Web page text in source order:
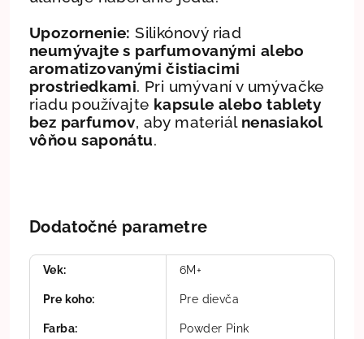
Upozornenie: Silikónový riad
neumývajte s parfumovanými alebo
aromatizovanými čistiacimi
prostriedkami. Pri umývaní v umývačke
riadu používajte kapsule alebo tablety
bez parfumov, aby materiál nenasiakol
vôňou saponátu.
Dodatočné parametre
Vek: 6M+
Pre koho: Pre dievča
Farba: Powder Pink